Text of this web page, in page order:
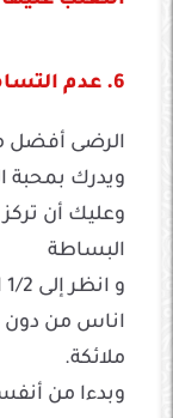
6. عدم التسامح
الرضى أفضل
ويدرك بمحبة
وعليك أن
البساطة
اناس من
ملائكة.
وبدءا من